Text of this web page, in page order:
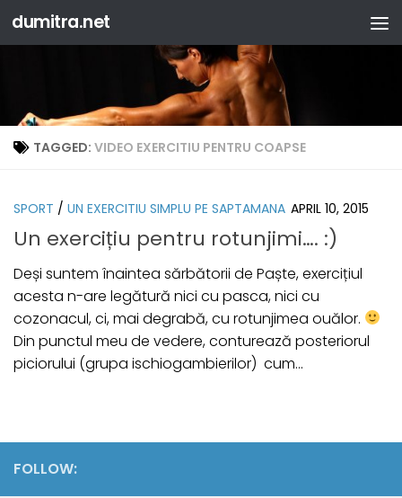
Skip to content
dumitra.net
TAGGED: VIDEO EXERCITIU PENTRU COAPSE
SPORT / UN EXERCITIU SIMPLU PE SAPTAMANA APRIL 10, 2015
Un exercițiu pentru rotunjimi…. :)
Deși suntem înaintea sărbătorii de Paște, exercițiul
acesta n-are legătură nici cu pasca, nici cu
cozonacul, ci, mai degrabă, cu rotunjimea ouălor.
Din punctul meu de vedere, conturează posteriorul
piciorului (grupa ischiogambierilor) cum...
FOLLOW: